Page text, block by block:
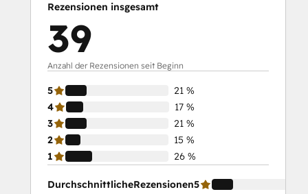
Rezensionen insgesamt
39
Anzahl der Rezensionen seit Beginn
5
21 %
4
17 %
3
21 %
2
15 %
1
26 %
DurchschnittlicheRezensionen5